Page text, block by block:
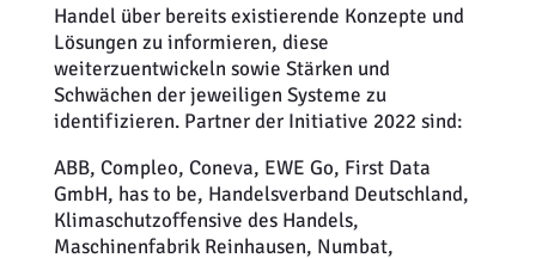
Handel über bereits existierende Konzepte und
Lösungen zu informieren, diese
weiterzuentwickeln sowie Stärken und
Schwächen der jeweiligen Systeme zu
identifizieren. Partner der Initiative 2022 sind:
ABB, Compleo, Coneva, EWE Go, First Data
GmbH, has to be, Handelsverband Deutschland,
Klimaschutzoffensive des Handels,
Maschinenfabrik Reinhausen, Numbat,